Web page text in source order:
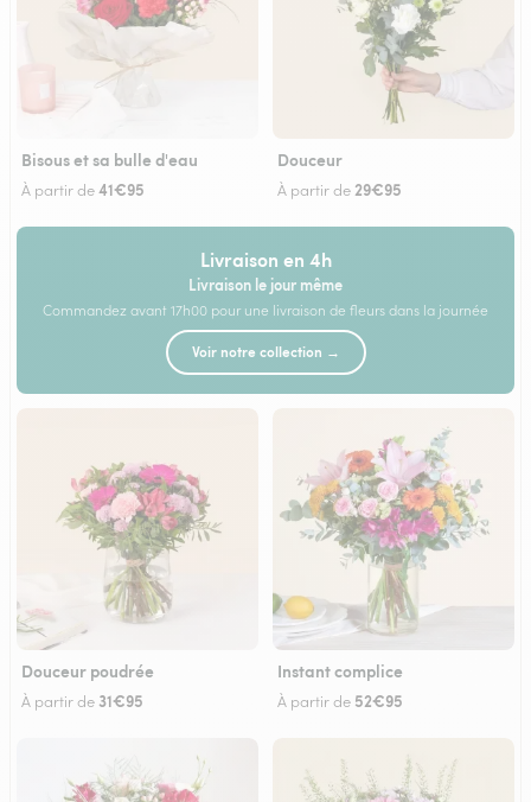
Bisous et sa bulle d'eau
À partir de41€95
Douceur
À partir de 29€95
Livraison en 4h
Livraison le jour même
Commandez avant 17h00 pour une livraison de fleurs dans la journée
Voir notre collection →
Douceur poudrée
À partir de 31€95
Instant complice
À partir de 52€95